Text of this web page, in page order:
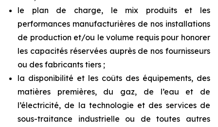
le plan de charge, le mix produits et les
performances manufacturières de nos installations
de production et/ou le volume requis pour honorer
les capacités réservées auprès de nos fournisseurs
ou des fabricants tiers ;
la disponibilité et les coûts des équipements, des
matières premières, du gaz, de l’eau et de
l’électricité, de la technologie et des services de
sous-traitance industrielle ou de toutes autres